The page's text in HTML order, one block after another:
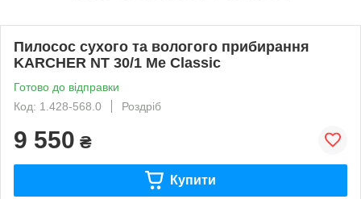
Пилосос сухого та вологого прибирання
KARCHER NT 30/1 Me Classic
Готово до відправки
Код: 1.428-568.0
Роздріб
9 550 ₴
Купити